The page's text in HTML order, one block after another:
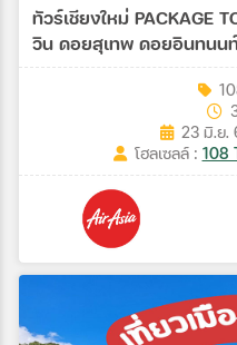
ทัวร์เชียงใหม่ PACKAGE
วิน ดอยสุเทพ ดอยอินทนน
23 มิ.ย.
โฮลเซลล์ : 108